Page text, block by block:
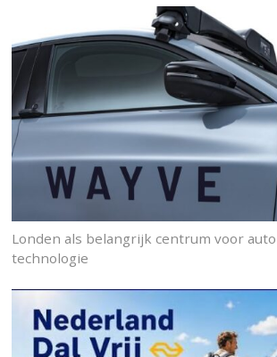
Londen als belangrijk centrum voor
technologie